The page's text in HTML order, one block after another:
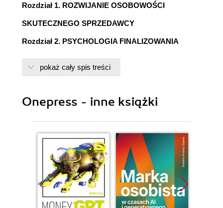
Rozdział 1. ROZWIJANIE OSOBOWOŚCI
SKUTECZNEGO SPRZEDAWCY
Rozdział 2. PSYCHOLOGIA FINALIZOWANIA
Rozdział 4. NAJEFEKTYWNIEJSZE TECHNIKI
Rozdział 5. NAJEFEKTYWNIEJSZE TECHNIKI
FINALIZOWANIA TRANSAKCJI, część II
Rozdział 6. JAK PODWOIĆ WŁASNĄ
EFEKTYWNOŚĆ I DOCHODY?
ZAKOŃCZENIE
pokaż cały spis treści
Onepress - inne książki